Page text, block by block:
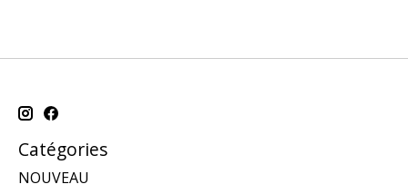
Catégories
NOUVEAU